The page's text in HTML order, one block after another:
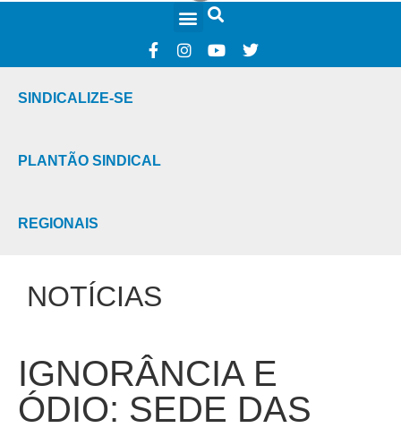
SINDICALIZE-SE
PLANTÃO SINDICAL
REGIONAIS
NOTÍCIAS
IGNORÂNCIA E
ÓDIO: SEDE DAS